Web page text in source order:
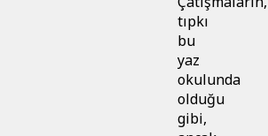
tıpkı
bu
yaz
okulunda
olduğu
gibi,